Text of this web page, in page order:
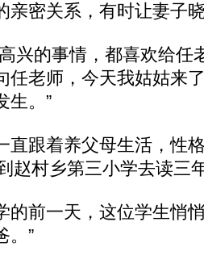
密关系，有时让妻子
的事情，都喜欢给任
任老师，今天我姑姑来
生。”
跟着养父母生活，性
赵村乡第三小学去读三
前一天，这位学生悄悄
。”